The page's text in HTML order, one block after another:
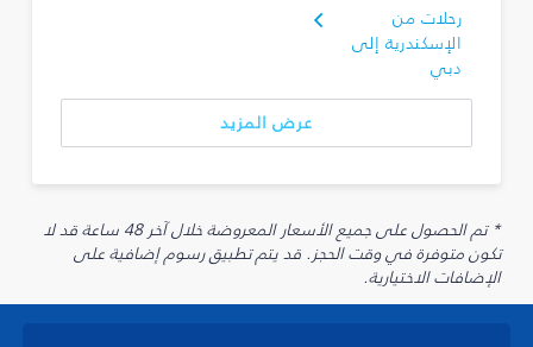
رحلات من
الإسكندرية إلى
دبي
عرض المزيد
* تم الحصول على جميع الأسعار المعروضة خلال آخر 48 ساعة قد لا
تكون متوفرة في وقت الحجز. قد يتم تطبيق رسوم إضافية على
الإضافات الاختيارية.